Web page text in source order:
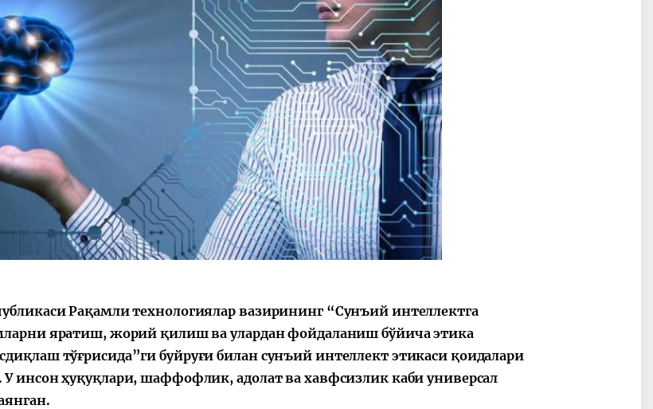
Поручение
– в
Видеоселекторные
совещания под
Шавката
Мирзиёева
После визита
Президента…
Рақамли технологиялар вазирининг “Сунъий интеллектга
яратиш, жорий қилиш ва улардан фойдаланиш бўйича этика
тўғрисида”ги буйруғи билан сунъий интеллект этикаси қоидалари
инсон ҳуқуқлари, шаффофлик, адолат ва хавфсизлик каби универсал